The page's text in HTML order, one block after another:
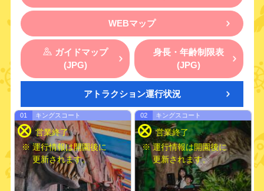
WEBチケット
NEW
アトラクション
人気
アトラクション
雨でも楽しめる
ジェット
3〜6歳（幼児）
WEBマップ
ガイドマップ
(JPG)
身長・年齢制限表
(JPG)
アトラクション運行状況
01 キングスコート
※ 運行情報は開園後に
更新されます。
02 キングスコート
※ 運行情報は開園後に
更新されます。